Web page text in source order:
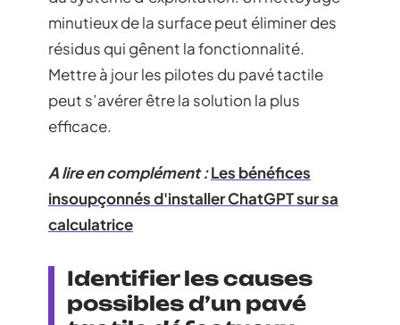
minutieux de la surface peut éliminer des
résidus qui gênent la fonctionnalité.
Mettre à jour les pilotes du pavé tactile
peut s’avérer être la solution la plus
efficace.
A lire en complément :Les bénéfices
insoupçonnés d'installer ChatGPT sur sa
calculatrice
Identifier les causes
possibles d’un pavé